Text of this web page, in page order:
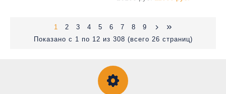
1 2 3 4 5 6 7 8
9
Показано с 1 по 12 из 308 (всего 26 страниц)